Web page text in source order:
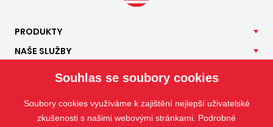
PRODUKTY
NAŠE SLUŽBY
KONTAKT
Souhlas se soubory cookies
Soubory cookies využíváme k zajištění nejlepší uživatelské
zkušenosti s našimi webovými stránkami. Podrobné